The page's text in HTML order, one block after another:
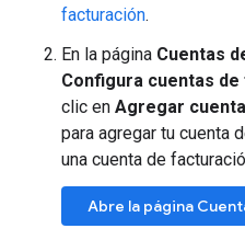
facturación.
En la página Cuentas
Configura cuentas
clic en Agregar
para agregar tu cuenta
una cuenta de
Abre la página